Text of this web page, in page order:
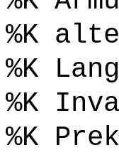
%K
%K
%K
%K